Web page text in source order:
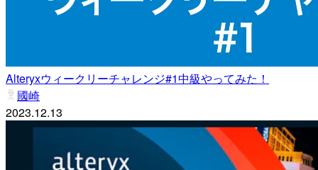
Alteryxウィークリーチャレンジ#1中級やってみた！
國崎
2023.12.13